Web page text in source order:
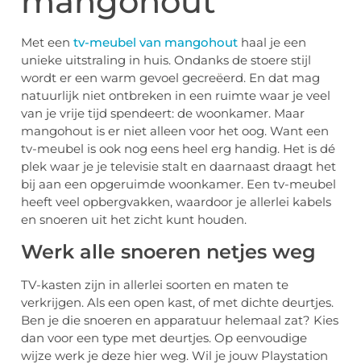
Met een tv-meubel van mangohout haal je een
unieke uitstraling in huis. Ondanks de stoere stijl
wordt er een warm gevoel gecreëerd. En dat mag
natuurlijk niet ontbreken in een ruimte waar je veel
van je vrije tijd spendeert: de woonkamer. Maar
mangohout is er niet alleen voor het oog. Want een
tv-meubel is ook nog eens heel erg handig. Het is dé
plek waar je je televisie stalt en daarnaast draagt het
bij aan een opgeruimde woonkamer. Een tv-meubel
heeft veel opbergvakken, waardoor je allerlei kabels
en snoeren uit het zicht kunt houden.
Werk alle snoeren netjes weg
TV-kasten zijn in allerlei soorten en maten te
verkrijgen. Als een open kast, of met dichte deurtjes.
Ben je die snoeren en apparatuur helemaal zat? Kies
dan voor een type met deurtjes. Op eenvoudige
wijze werk je deze hier weg. Wil je jouw Playstation